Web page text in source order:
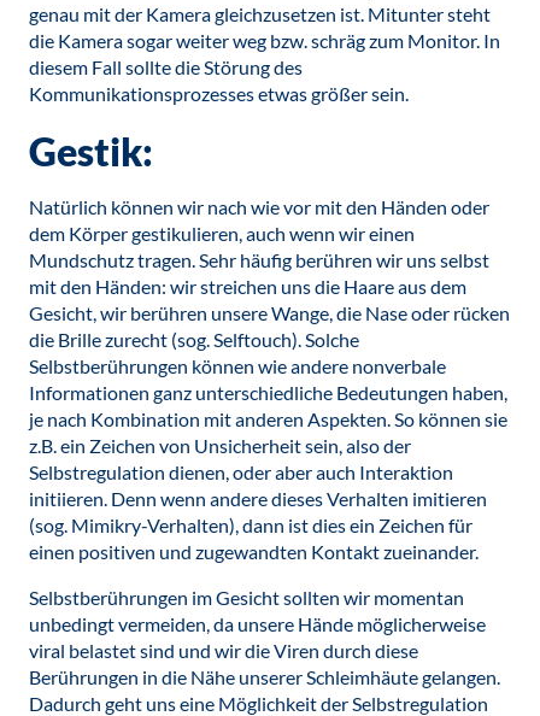
genau mit der Kamera gleichzusetzen ist. Mitunter steht
die Kamera sogar weiter weg bzw. schräg zum Monitor. In
diesem Fall sollte die Störung des
Kommunikationsprozesses etwas größer sein.
Gestik:
Natürlich können wir nach wie vor mit den Händen oder
dem Körper gestikulieren, auch wenn wir einen
Mundschutz tragen. Sehr häufig berühren wir uns selbst
mit den Händen: wir streichen uns die Haare aus dem
Gesicht, wir berühren unsere Wange, die Nase oder rücken
die Brille zurecht (sog. Selftouch). Solche
Selbstberührungen können wie andere nonverbale
Informationen ganz unterschiedliche Bedeutungen haben,
je nach Kombination mit anderen Aspekten. So können sie
z.B. ein Zeichen von Unsicherheit sein, also der
Selbstregulation dienen, oder aber auch Interaktion
initiieren. Denn wenn andere dieses Verhalten imitieren
(sog. Mimikry-Verhalten), dann ist dies ein Zeichen für
einen positiven und zugewandten Kontakt zueinander.
Selbstberührungen im Gesicht sollten wir momentan
unbedingt vermeiden, da unsere Hände möglicherweise
viral belastet sind und wir die Viren durch diese
Berührungen in die Nähe unserer Schleimhäute gelangen.
Dadurch geht uns eine Möglichkeit der Selbstregulation